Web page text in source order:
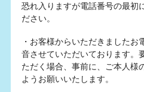
恐れ入りますが電話番号の最初
ださい。
・お客様からいただきましたお
音させていただいております。
ただく場合、事前に、ご本人様
ようお願いいたします。